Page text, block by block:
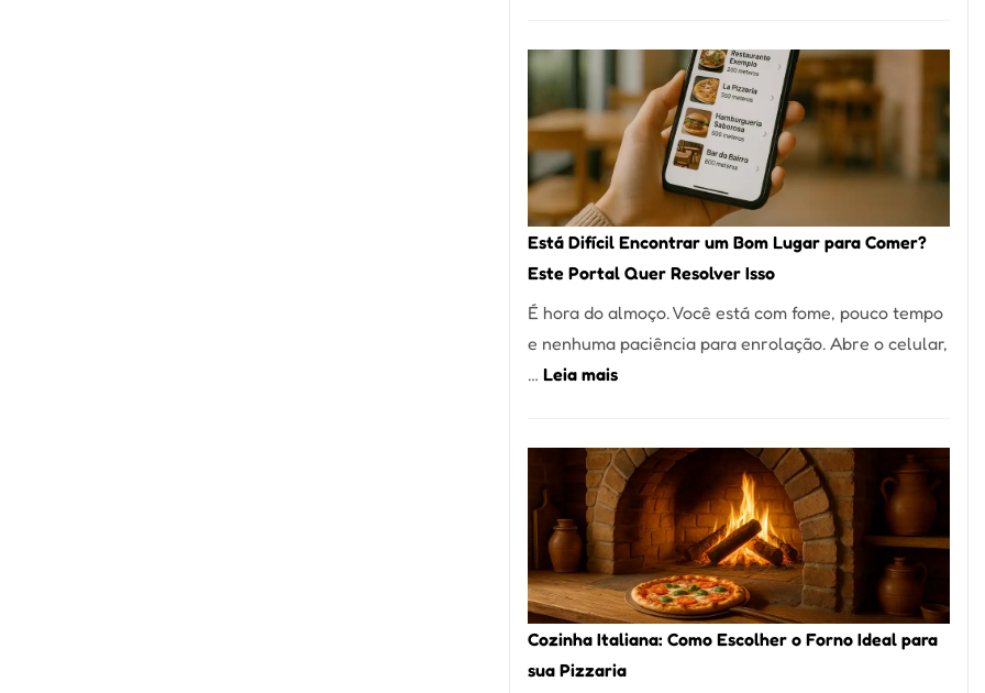
onde
encontrar
e
como
reservar
em
São
Está Difícil Encontrar um Bom Lugar para Comer?
Este Portal Quer Resolver Isso
É hora do almoço. Você está com fome, pouco tempo
e nenhuma paciência para enrolação. Abre o celular,
… Leia mais:
Encontrar
um
Bom
Lugar
para
Comer?
Este
Portal
Cozinha Italiana: Como Escolher o Forno Ideal para
sua Pizzaria